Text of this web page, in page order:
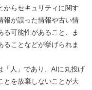
からセキュリティに関す
報が誤った情報や古い情
る可能性があること、ま
ることなどが挙げられま
「人」であり、AIに丸投げ
とを放棄しないことが大